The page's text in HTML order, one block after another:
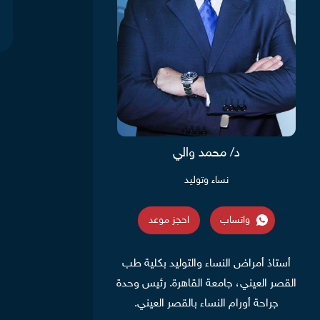
د/ محمد والي
نساء وتوليد
واتساب احجز موعد
أستاذ أمراض النساء والتوليد بكلية طب
القصر العيني، جامعة القاهرة. رئيس وحدة
جراحة أورام النساء بالقصر العيني.